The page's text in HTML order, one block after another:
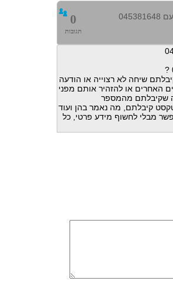
0
תגובות
שיחה לא רצוייה או הודעה
האחרים או להזהיר אותם מפני
שקיבלתם מהמספר
טקסט קיבלתם, מה נאמר בהן ועוד
מבלי לחשוף מידע פרטי, כל